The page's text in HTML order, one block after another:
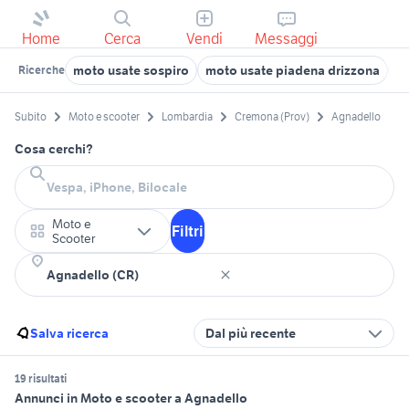
Home Cerca Vendi Messaggi
Ricerche moto usate sospiro moto usate piadena drizzona
Subito Moto e scooter Lombardia Cremona (Prov) Agnadello
Cosa cerchi?
Moto e
Scooter
Filtri
Salva ricerca Dal più recente
19 risultati
Annunci in Moto e scooter a Agnadello